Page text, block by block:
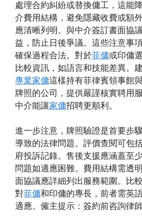
處理合約糾紛或替換傭工，這能
介費用結構，避免隱藏收費或額
應清晰列明。與中介簽訂書面協
益，防止日後爭議。這些注意事
確保過程合法。對於菲傭或印傭
比較資訊，如語言和技能差異。
專業家傭這樣持有菲律賓領事館
牌照的公司，提供嚴謹核實聘用
中介能讓家傭招聘更順利。
進一步注意，牌照驗證是首要步
導致的法律問題。評價查閱可包
府投訴記錄。售後支援應涵蓋至
問題如適應困難。費用結構需透
面協議應詳細列出服務範圍。比
對菲傭和印傭的專長，前者需英
適應。僱主提示：簽約前咨詢律師